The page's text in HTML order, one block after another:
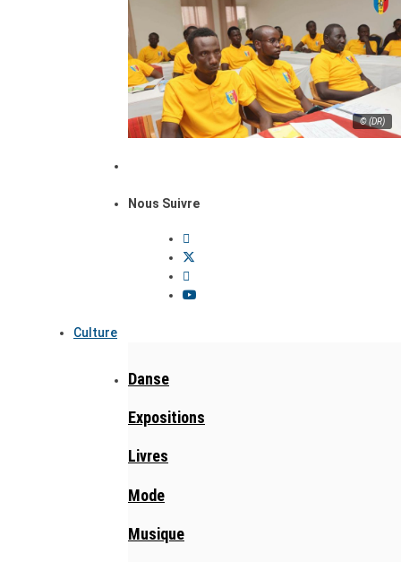
© (DR)
Nous Suivre
Culture
Danse
Expositions
Livres
Mode
Musique